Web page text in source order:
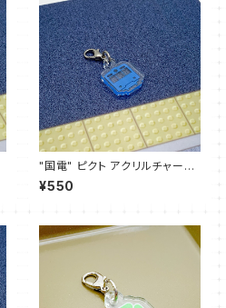
"国電" ピクト アクリルチャーム
(スカイ)
¥550